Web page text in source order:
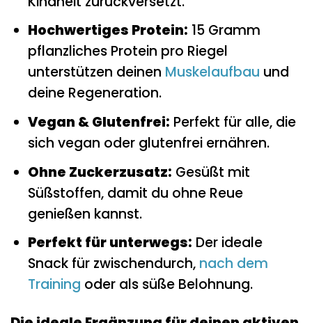
Hochwertiges Protein: 15 Gramm
pflanzliches Protein pro Riegel
unterstützen deinen Muskelaufbau und
deine Regeneration.
Vegan & Glutenfrei: Perfekt für alle, die
sich vegan oder glutenfrei ernähren.
Ohne Zuckerzusatz: Gesüßt mit
Süßstoffen, damit du ohne Reue
genießen kannst.
Perfekt für unterwegs: Der ideale
Snack für zwischendurch, nach dem
Training oder als süße Belohnung.